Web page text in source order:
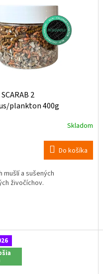
2
plankton 400g
Skladom
Do košíka
mušlí a sušených
živočíchov.